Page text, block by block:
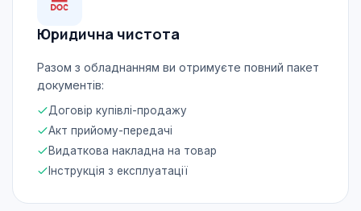
Юридична чистота
Разом з обладнанням ви отримуєте повний пакет
документів:
Договір купівлі-продажу
Акт прийому-передачі
Видаткова накладна на товар
Інструкція з експлуатації